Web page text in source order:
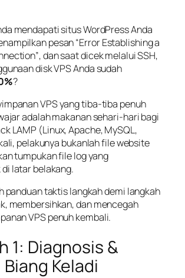
mendapati situs WordPress Anda
pesan“Error Establishing a
, dan saat dicek melalui SSH,
disk VPS Anda sudah
?
VPS yang tiba-tiba penuh
adalah makanan sehari-hari bagi
LAMP (Linux, Apache, MySQL,
pelakunya bukanlah file website
tumpukan file log yang
latar belakang.
panduan taktis langkah demi langkah
membersihkan, dan mencegah
VPS penuh kembali.
1: Diagnosis &
Keladi